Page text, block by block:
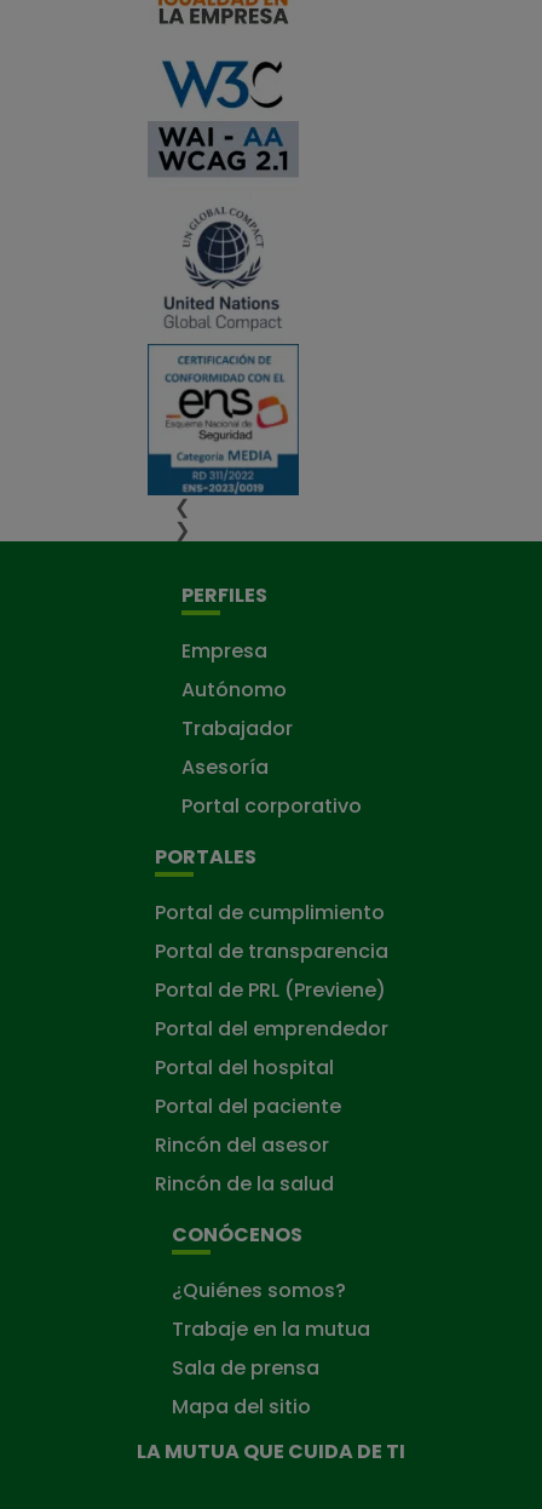
❮
❯
PERFILES
Empresa
Autónomo
Trabajador
Asesoría
Portal corporativo
PORTALES
Portal de cumplimiento
Portal de transparencia
Portal de PRL (Previene)
Portal del emprendedor
Portal del hospital
Portal del paciente
Rincón del asesor
Rincón de la salud
CONÓCENOS
¿Quiénes somos?
Trabaje en la mutua
Sala de prensa
Mapa del sitio
LA MUTUA QUE CUIDA DE TI